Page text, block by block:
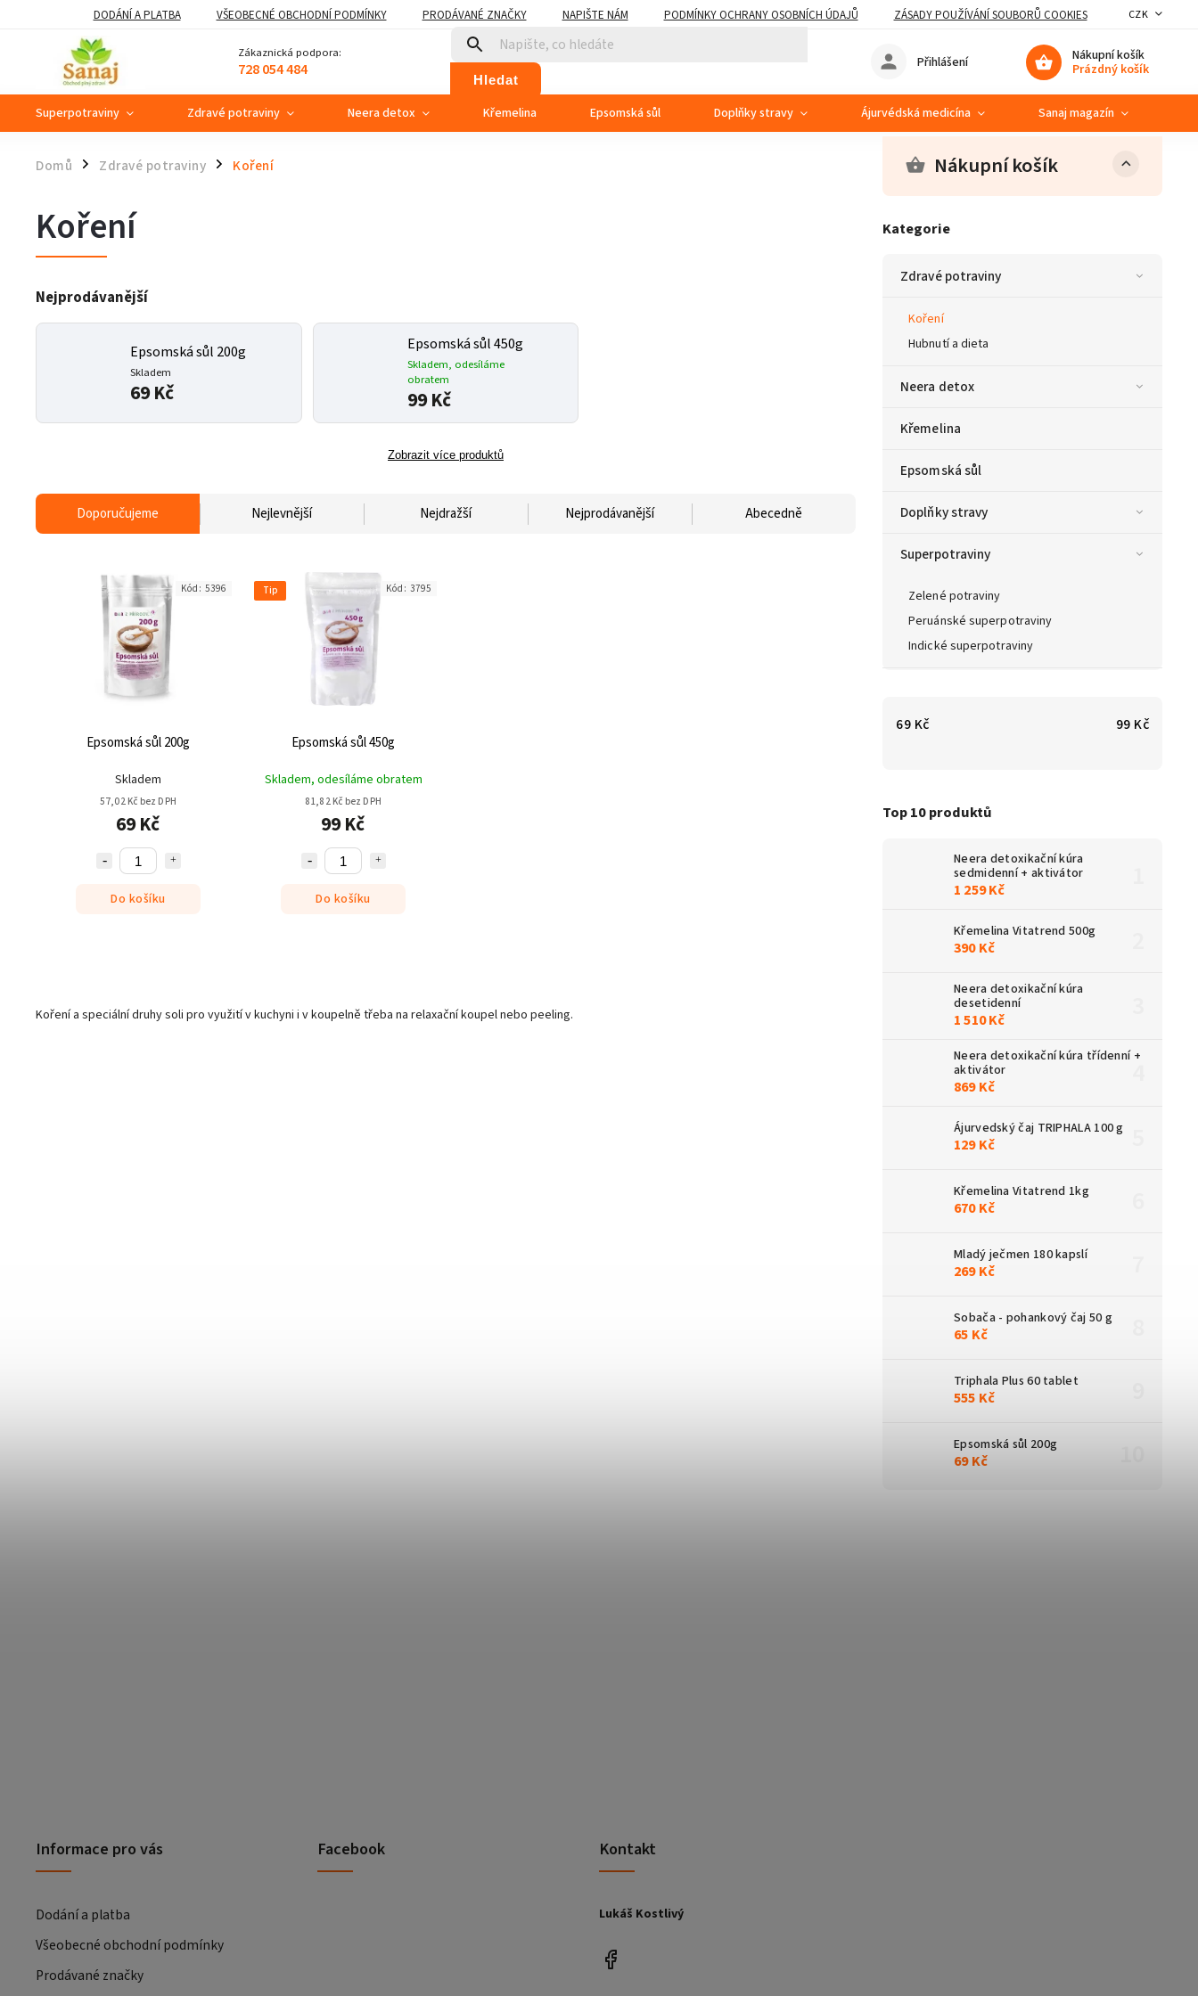
DODÁNÍ A PLATBA VŠEOBECNÉ OBCHODNÍ PODMÍNKY PRODÁVANÉ ZNAČKY NAPIŠTE NÁM PODMÍNKY OCHRANY OSOBNÍCH ÚDAJŮ ZÁSADY POUŽÍVÁNÍ SOUBORŮ COOKIES CZK
Zákaznická podpora:
728 054 484 Hledat
Nákupní košík
Prázdný košík
Přihlášení
Superpotraviny Zdravé potraviny Neera detox Křemelina Epsomská sůl Doplňky stravy Ájurvédská medicína Sanaj magazín
Domů / Zdravé potraviny / Koření Nákupní košík
Kategorie
Zdravé potraviny
Koření
Hubnutí a dieta
Neera detox
Křemelina
Epsomská sůl
Doplňky stravy
Superpotraviny
Zelené potraviny
Peruánské superpotraviny
Indické superpotraviny
69 Kč 99 Kč
Top 10 produktů
Neera detoxikační kúra
sedmidenní + aktivátor
1 259 Kč
Křemelina Vitatrend 500g
390 Kč
Neera detoxikační kúra
desetidenní
1 510 Kč
Neera detoxikační kúra třídenní +
aktivátor
869 Kč
Ájurvedský čaj TRIPHALA 100 g
129 Kč
Křemelina Vitatrend 1kg
670 Kč
Mladý ječmen 180 kapslí
269 Kč
Sobača - pohankový čaj 50 g
65 Kč
Triphala Plus 60 tablet
555 Kč
Epsomská sůl 200g
69 Kč
Koření
Nejprodávanější
Epsomská sůl 200g
Skladem
69 Kč
Epsomská sůl 450g
Skladem, odesíláme
obratem
99 Kč
Zobrazit více produktů
Doporučujeme Nejlevnější Nejdražší Nejprodávanější Abecedně
Epsomská sůl 200g
Skladem
57,02 Kč bez DPH
69 Kč
Do košíku
Kód: 5396 Tip
Epsomská sůl 450g
Skladem, odesíláme obratem
81,82 Kč bez DPH
99 Kč
Do košíku
Kód: 3795
Koření a speciální druhy soli pro využití v kuchyni i v koupelně třeba na relaxační koupel nebo peeling.
Informace pro vás
Dodání a platba
Všeobecné obchodní podmínky
Prodávané značky
Facebook Kontakt
Lukáš Kostlivý